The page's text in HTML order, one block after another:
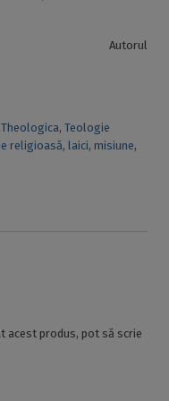
Autorul
, Teologie
religioasă, laici, misiune,
acest produs, pot să scrie